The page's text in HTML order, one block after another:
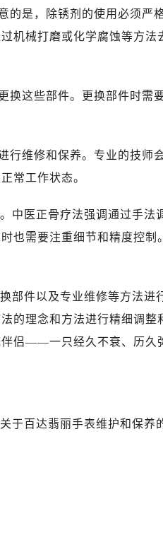
的是，除锈剂的使用必须严
机械打磨或化学腐蚀等方法
换这些部件。更换部件时需
行维修和保养。专业的技师
常工作状态。
中医正骨疗法强调通过手法
也需要注重细节和精度控制。
部件以及专业维修等方法进
的理念和方法进行精细调整
伴侣——一只经久不衰、历久
于百达翡丽手表维护和保养